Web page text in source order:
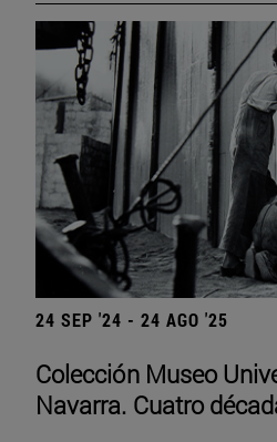
24 SEP '24 - 24 AGO '25
Colección Museo
Navarra. Cuatro